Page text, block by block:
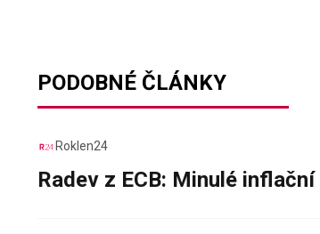
PODOBNÉ ČLÁNKY
Roklen24
Radev z ECB: Minulé